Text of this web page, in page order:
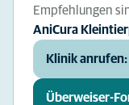
Empfehlungen
AniCura
Klinik
Überweiser-